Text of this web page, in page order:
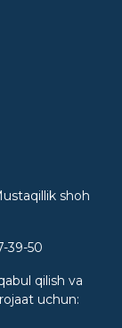
shoh
39-50
qilish va
uchun: